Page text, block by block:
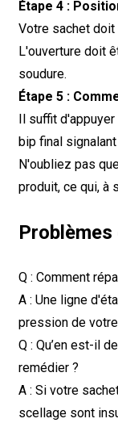
Étape 4 :
Votre sachet doit
L'ouverture doit
soudure.
Étape 5 :
Il suffit
bip final
N'oubliez pas
produit, ce qui, à
Q : Comment
A : Une ligne
pression de
Q : Qu’en est-il
remédier ?
A : Si votre
scellage sont